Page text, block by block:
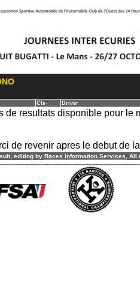
Cls Driver
de resultats disponible pour le
de revenir apres le debut de
editing by Races Information Services ,